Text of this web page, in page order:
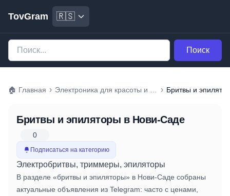
TovGram 🇷🇸
Поиск
🏠 Главная › › Бритвы и
Бритвы и эпиляторы в Нови-Саде
0
Подписаться на категорию
Электробритвы, триммеры, эпиляторы
В разделе «бритвы и эпиляторы» в Нови-Саде собраны
актуальные объявления из Telegram: часто с ценами,